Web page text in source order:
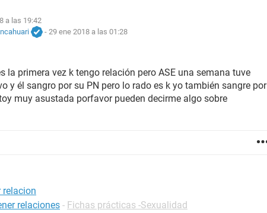
a las 19:42
- 29 ene 2018 a las 01:28
la primera vez k tengo relación pero ASE una semana tuve
y él sangro por su PN pero lo rado es k yo también sangre por
muy asustada porfavor pueden decirme algo sobre
relacion
relaciones - Fichas prácticas -Sexualidad